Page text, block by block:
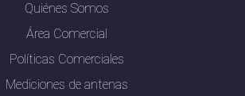
Quiénes Somos
Área Comercial
Políticas Comerciales
Mediciones de antenas